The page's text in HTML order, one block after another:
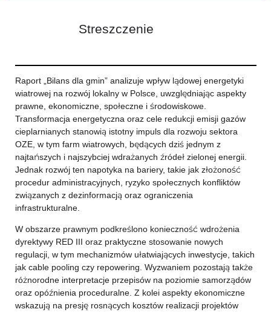
Streszczenie
Raport „Bilans dla gmin” analizuje wpływ lądowej energetyki
wiatrowej na rozwój lokalny w Polsce, uwzględniając aspekty
prawne, ekonomiczne, społeczne i środowiskowe.
Transformacja energetyczna oraz cele redukcji emisji gazów
cieplarnianych stanowią istotny impuls dla rozwoju sektora
OZE, w tym farm wiatrowych, będących dziś jednym z
najtańszych i najszybciej wdrażanych źródeł zielonej energii.
Jednak rozwój ten napotyka na bariery, takie jak złożoność
procedur administracyjnych, ryzyko społecznych konfliktów
związanych z dezinformacją oraz ograniczenia
infrastrukturalne.
W obszarze prawnym podkreślono konieczność wdrożenia
dyrektywy RED III oraz praktyczne stosowanie nowych
regulacji, w tym mechanizmów ułatwiających inwestycje, takich
jak cable pooling czy repowering. Wyzwaniem pozostają także
różnorodne interpretacje przepisów na poziomie samorządów
oraz opóźnienia proceduralne. Z kolei aspekty ekonomiczne
wskazują na presję rosnących kosztów realizacji projektów